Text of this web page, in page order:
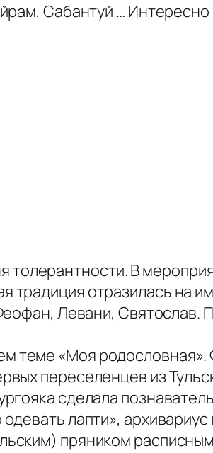
Сабантуй … Интересно
В
отразилась на
Левани, Святослав.
теме «Моя родословная».
переселенцев из
сделала
лапти»,
пряником